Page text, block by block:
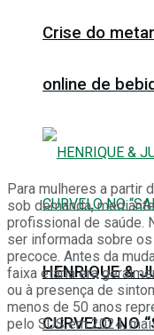
Crise do
online de
HENRIQUE &
CURVELO NO
Para mulheres a partir
sob demanda,
profissional de saúde.
ser informada sobre
precoce. Antes da
faixa etária era
ou à presença de
menos de 50 anos
pelo SUS em 2024,